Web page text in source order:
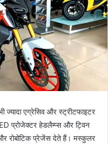
ज्यादा एग्रेसिव और स्ट्रीटफाइटर
प्रोजेक्टर हेडलैम्प्स और ट्विन
रोबोटिक प्रेजेंस देते हैं। मस्कुलर